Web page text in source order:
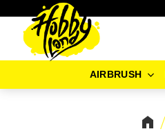
AIRBRUSH